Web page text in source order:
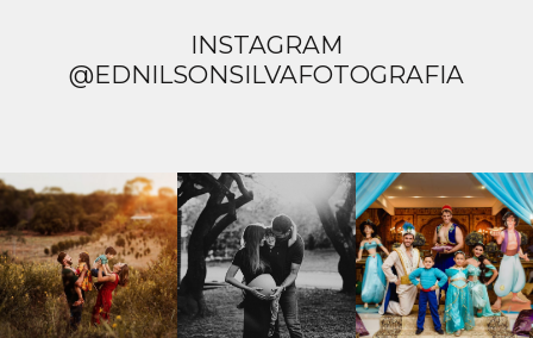
INSTAGRAM
@EDNILSONSILVAFOTOGRAFIA